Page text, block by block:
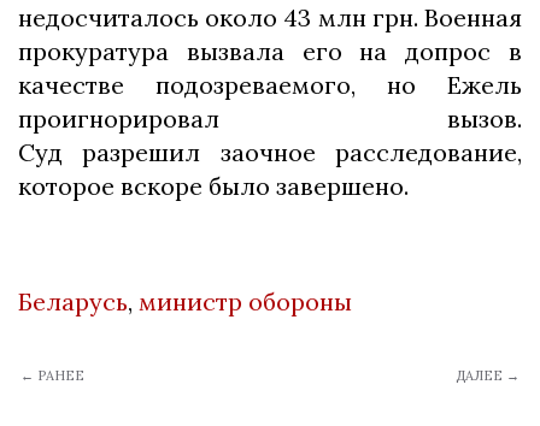
недосчиталось около 43 млн грн. Военная
прокуратура вызвала его на допрос в
качестве подозреваемого, но Ежель
проигнорировал вызов.
Суд разрешил заочное расследование,
которое вскоре было завершено.
Беларусь, министр обороны
← РАНЕЕ ДАЛЕЕ →